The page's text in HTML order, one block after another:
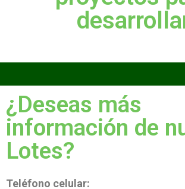
¿Deseas más
información de
Lotes?
Teléfono celular: